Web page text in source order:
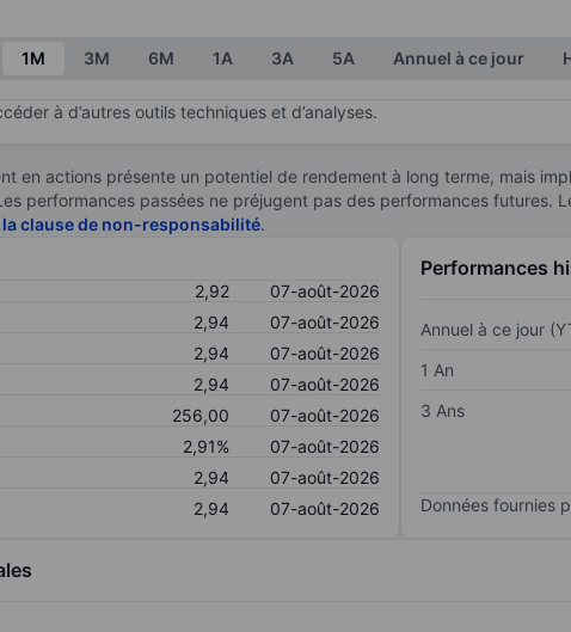
1M 3M 6M 1A 3A 5A Annuel à ce jour
à d’autres outils techniques et d’analyses.
en actions présente un potentiel de rendement à long terme, mais
performances passées ne préjugent pas des performances futures.
clause de non-responsabilité.
2,92
07-août-2026
2,94
07-août-2026
2,94
07-août-2026
2,94
07-août-2026
256,00
07-août-2026
2,91%
07-août-2026
2,94
07-août-2026
2,94 07-août-2026
Performances
Annuel à ce jour
1 An
3 Ans
Données fournies